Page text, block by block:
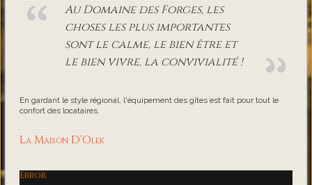
Au Domaine des Forges, les
choses les plus importantes
sont le calme, le bien être et
le bien vivre, la convivialité !
En gardant le style régional, l'équipement des gîtes est fait pour tout le
confort des locataires.
La Maison D'Olek
Error